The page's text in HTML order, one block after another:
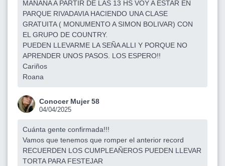
MAÑANA A PARTIR DE LAS 13 HS VOY A ESTAR EN
PARQUE RIVADAVIA HACIENDO UNA CLASE
GRATUITA ( MONUMENTO A SIMON BOLIVAR) CON
EL GRUPO DE COUNTRY.
PUEDEN LLEVARME LA SEÑA ALLI Y PORQUE NO
APRENDER UNOS PASOS. LOS ESPERO!!
Cariños
Roana
Conocer Mujer 58
04/04/2025
Cuánta gente confirmada!!!
Vamos que tenemos que romper el anterior record
RECUERDEN LOS CUMPLEAÑEROS PUEDEN LLEVAR
TORTA PARA FESTEJAR